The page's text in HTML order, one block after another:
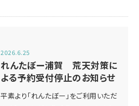
2026.6.25
れんたぼー浦賀 荒天対策に
よる予約受付停止のお知らせ
平素より「れんたぼー」をご利用いただ